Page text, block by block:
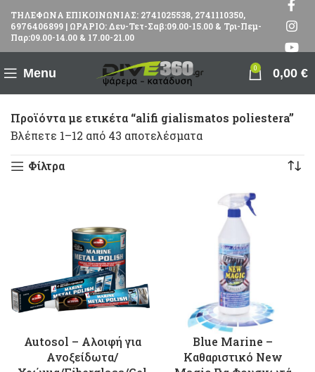
ΤΗΛΕΦΩΝΑ ΕΠΙΚΟΙΝΩΝΙΑΣ: 2741025538, 2741110350,
6976406899 | ΩΡΑΡΙΟ: Δευ-Τετ-Σαβ:09.00-15.00 & Τρι-Πεμ-
Παρ:09.00-14.00 & 17.00-21.00
Menu 0 0,00 €
Προϊόντα με ετικέτα “alifi gialismatos poliestera”
Βλέπετε 1–12 από 43 αποτελέσματα
Φίλτρα
Autosol – Αλοιφή για
Ανοξείδωτα/
Blue Marine –
Kαθαριστικό New